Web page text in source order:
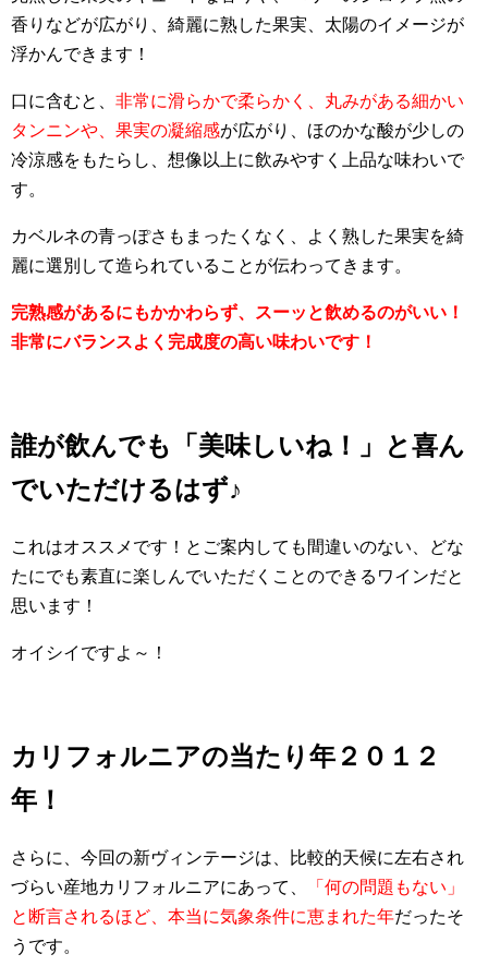
香りなどが広がり、綺麗に熟した果実、太陽のイメージが
浮かんできます！
口に含むと、 非常に滑らかで柔らかく、丸みがある細かい
タンニンや、果実の凝縮感が広がり、ほのかな酸が少しの
冷涼感をもたらし、想像以上に飲みやすく上品な味わいで
す。
カベルネの青っぽさもまったくなく、よく熟した果実を綺
麗に選別して造られていることが伝わってきます。
完熟感があるにもかかわらず、スーッと飲めるのがいい！
非常にバランスよく完成度の高い味わいです！
誰が飲んでも「美味しいね！」と喜ん
でいただけるはず♪
これはオススメです！と ご案内しても間違いのない、どな
たにでも素直に楽しんでいただくことのできるワインだと
思います！
オイシイですよ～！
カリフォルニアの当たり年２０１２
年！
さらに、今回の新ヴィンテージは、比較的天候に左右され
づらい産地カリフォルニアにあって、
「何の問題もない」
と断言されるほど、本当に気象条件に恵まれた年だったそ
うです。